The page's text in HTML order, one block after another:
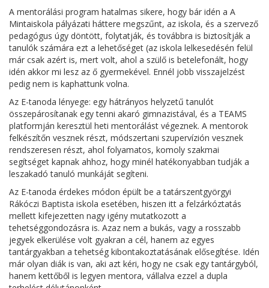
A mentorálási program hatalmas sikere, hogy bár idén a A
Mintaiskola pályázati háttere megszűnt, az iskola, és a szervező
pedagógus úgy döntött, folytatják, és továbbra is biztosítják a
tanulók számára ezt a lehetőséget (az iskola lelkesedésén felül
már csak azért is, mert volt, ahol a szülő is betelefonált, hogy
idén akkor mi lesz az ő gyermekével. Ennél jobb visszajelzést
pedig nem is kaphattunk volna.
Az E-tanoda lényege: egy hátrányos helyzetű tanulót
összepárosítanak egy tenni akaró gimnazistával, és a TEAMS
platformján keresztül heti mentorálást végeznek. A mentorok
felkészítőn vesznek részt, módszertani szupervízión vesznek
rendszeresen részt, ahol folyamatos, komoly szakmai
segítséget kapnak ahhoz, hogy minél hatékonyabban tudják a
leszakadó tanuló munkáját segíteni.
Az E-tanoda érdekes módon épült be a tatárszentgyörgyi
Rákóczi Baptista iskola esetében, hiszen itt a felzárkóztatás
mellett kifejezetten nagy igény mutatkozott a
tehetséggondozásra is. Azaz nem a bukás, vagy a rosszabb
jegyek elkerülése volt gyakran a cél, hanem az egyes
tantárgyakban a tehetség kibontakoztatásának elősegítése. Idén
már olyan diák is van, aki azt kéri, hogy ne csak egy tantárgyból,
hanem kettőből is legyen mentora, vállalva ezzel a dupla